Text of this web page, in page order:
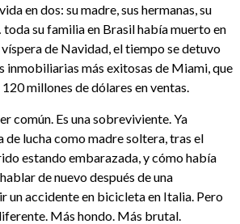
en dos: su madre, sus hermanas, su
su familia en Brasil había muerto en
de Navidad, el tiempo se detuvo
inmobiliarias más exitosas de Miami, que
millones de dólares en ventas.
común. Es una sobreviviente. Ya
de lucha como madre soltera, tras el
estando embarazada, y cómo había
de nuevo después de una
un accidente en bicicleta en Italia. Pero
Más hondo. Más brutal.